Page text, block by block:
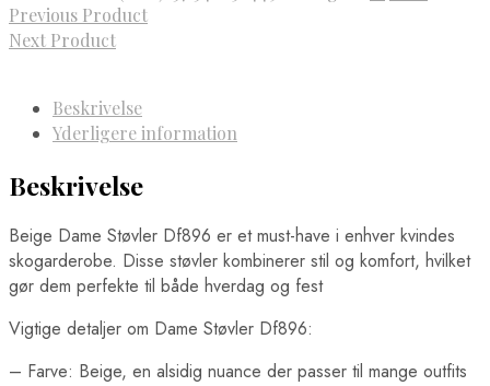
Previous Product
Next Product
Beskrivelse
Yderligere information
Beskrivelse
Beige Dame Støvler Df896 er et must-have i enhver kvindes
skogarderobe. Disse støvler kombinerer stil og komfort, hvilket
gør dem perfekte til både hverdag og fest
Vigtige detaljer om Dame Støvler Df896:
– Farve: Beige, en alsidig nuance der passer til mange outfits